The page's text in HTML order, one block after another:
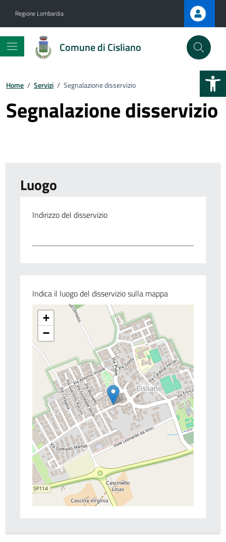
Apri la
Regione Lombardia
Comune di Cisliano
Home / Servizi / Segnalazione disservizio
Segnalazione disservizio
Luogo
Indirizzo del disservizio
Indica il luogo del disservizio sulla mappa
+
−